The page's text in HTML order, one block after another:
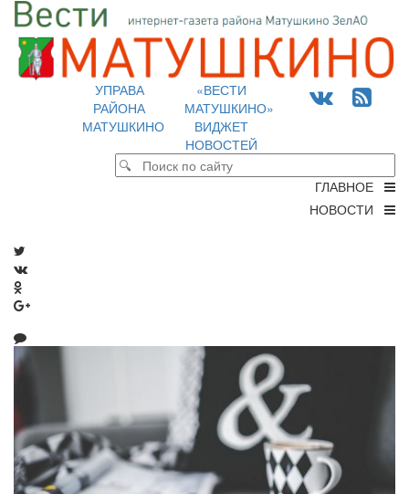
УПРАВА
РАЙОНА
МАТУШКИНО
«ВЕСТИ
МАТУШКИНО»
ВИДЖЕТ
НОВОСТЕЙ
ГЛАВНОЕ
НОВОСТИ